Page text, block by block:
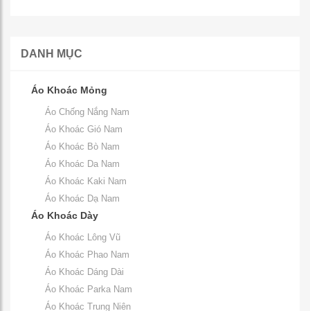
DANH MỤC
Áo Khoác Mỏng
Áo Chống Nắng Nam
Áo Khoác Gió Nam
Áo Khoác Bò Nam
Áo Khoác Da Nam
Áo Khoác Kaki Nam
Áo Khoác Dạ Nam
Áo Khoác Dày
Áo Khoác Lông Vũ
Áo Khoác Phao Nam
Áo Khoác Dáng Dài
Áo Khoác Parka Nam
Áo Khoác Trung Niên